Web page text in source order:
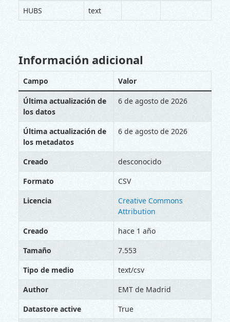
HUBS
text
Información adicional
Campo Valor
Última actualización de
los datos
6 de agosto de 2026
Última actualización de
los metadatos
6 de agosto de 2026
Creado
desconocido
Formato
CSV
Licencia
Creative Commons
Attribution
Creado
hace 1 año
Tamaño
7.553
Tipo de medio
text/csv
Author
EMT de Madrid
Datastore active
True